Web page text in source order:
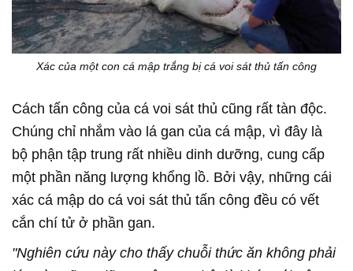
Xác của một con cá mập trắng bị cá voi sát thủ tấn công
Cách tấn công của cá voi sát thủ cũng rất tàn độc.
Chúng chỉ nhắm vào lá gan của cá mập, vì đây là
bộ phận tập trung rất nhiều dinh dưỡng, cung cấp
một phần năng lượng khổng lồ. Bởi vậy, những cái
xác cá mập do cá voi sát thủ tấn công đều có vết
cắn chí tử ở phần gan.
"Nghiên cứu này cho thấy chuỗi thức ăn không phải